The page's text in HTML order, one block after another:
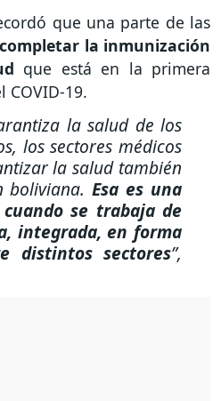
que una parte de las
completar la inmunización
que está en la primera
COVID-19.
la salud de los
los sectores médicos
la salud también
boliviana.Esa es una
se trabaja de
integrada, en forma
distintos sectores”,